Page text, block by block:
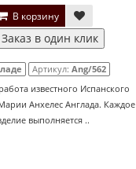
В корзину
Заказ в один клик
Артикул: Ang/562
известного Испанского
Анхелес Англада. Каждое
выполняется ..